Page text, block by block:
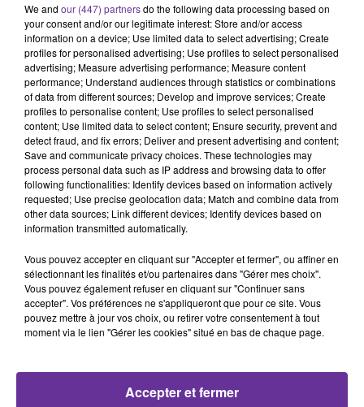
La Chronique de Patrick Le Hyaric 27/1/2024
28 janvier 2024 - 7 min 2 sec
LA CHRONIQUE DE PATRICK LE HYARIC
JS
La Chronique de Patrick Le Hyaric 26/1/2024
La Chronique de Patrick Le Hyaric 27/1/2024
0:00 7 min 2 sec
We and our (447) partnersdo the following data processing based on
your consent and/or our legitimate interest: Store and/or access
information on a device; Use limited data to select advertising; Create
profiles for personalised advertising; Use profiles to select personalised
advertising; Measure advertising performance; Measure content
performance; Understand audiences through statistics or combinations
of data from different sources; Develop and improve services; Create
profiles to personalise content; Use profiles to select personalised
content; Use limited data to select content; Ensure security, prevent and
detect fraud, and fix errors; Deliver and present advertising and content;
Save and communicate privacy choices. These technologies may
process personal data such as IP address and browsing data to offer
following functionalities: Identify devices based on information actively
requested; Use precise geolocation data; Match and combine data from
other data sources; Link different devices; Identify devices based on
information transmitted automatically.
Vous pouvez accepter en cliquant sur "Accepter et fermer", ou affiner en
sélectionnant les finalités et/ou partenaires dans "Gérer mes choix".
Vous pouvez également refuser en cliquant sur "Continuer sans
accepter". Vos préférences ne s'appliqueront que pour ce site. Vous
pouvez mettre à jour vos choix, ou retirer votre consentement à tout
moment via le lien "Gérer les cookies" situé en bas de chaque page.
Accepter et fermer